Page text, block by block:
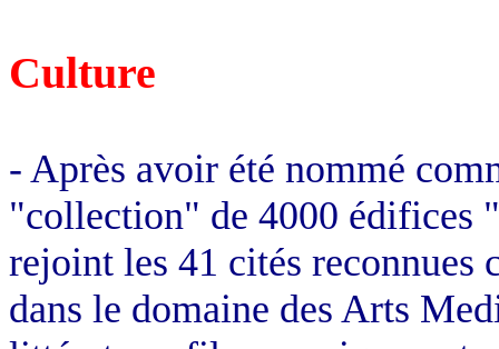
Culture
- Après avoir été nommé
"collection" de 4000 édifices
rejoint les 41 cités reconnues
dans le domaine des Arts